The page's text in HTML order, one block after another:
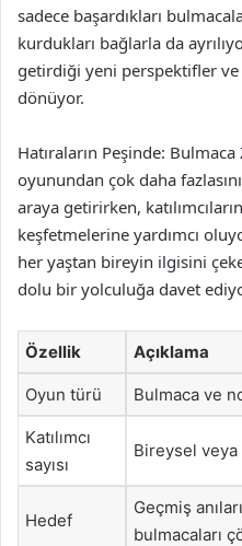
sadece başardıkları
kurdukları bağlarla da
getirdiği yeni perspektifler
dönüyor.
Hatıraların Peşinde:
oyunundan çok daha
araya getirirken,
keşfetmelerine yardımcı
her yaştan bireyin ilgisini
dolu bir yolculuğa davet
Özellik Açıklama
Oyun türü Bulmaca ve
Katılımcı
sayısı
Bireysel
Hedef
Geçmiş
bulmacaları